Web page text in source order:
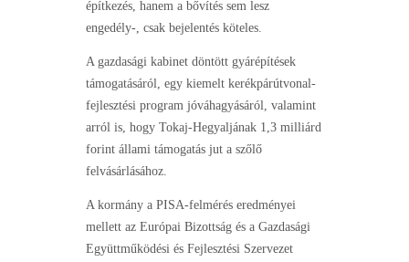
építkezés, hanem a bővítés sem lesz
engedély-, csak bejelentés köteles.
A gazdasági kabinet döntött gyárépítések
támogatásáról, egy kiemelt kerékpárútvonal-
fejlesztési program jóváhagyásáról, valamint
arról is, hogy Tokaj-Hegyaljának 1,3 milliárd
forint állami támogatás jut a szőlő
felvásárlásához.
A kormány a PISA-felmérés eredményei
mellett az Európai Bizottság és a Gazdasági
Együttműködési és Fejlesztési Szervezet